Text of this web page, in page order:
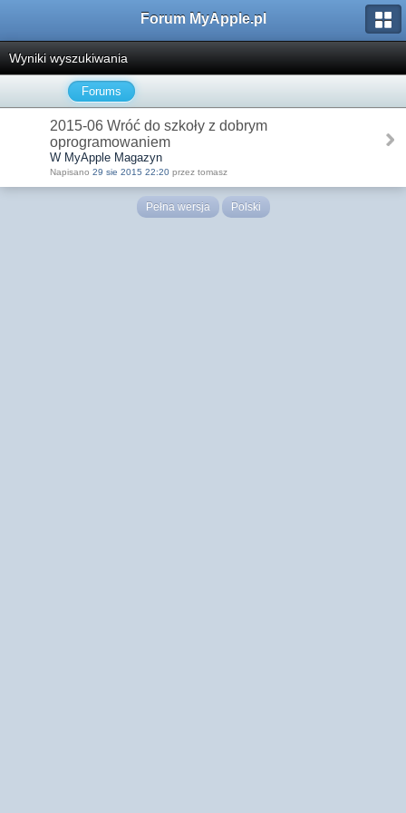
Forum MyApple.pl
Wyniki wyszukiwania
Forums
2015-06 Wróć do szkoły z dobrym
oprogramowaniem
W MyApple Magazyn
Napisano 29 sie 2015 22:20 przez tomasz
Pełna wersja Polski